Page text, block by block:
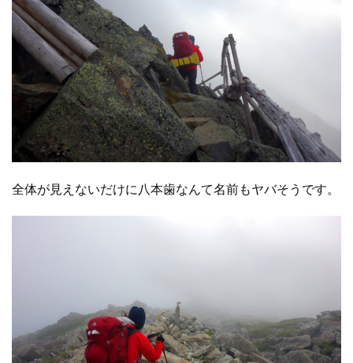
全体が見えないだけに八本歯なんて名前もヤバそうです。